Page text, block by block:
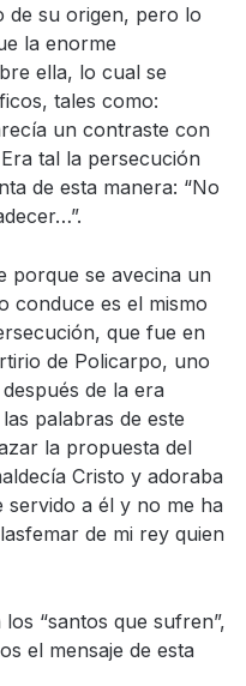
de su origen, pero lo
la enorme
ella, lo cual se
tales como:
un contraste con
tal la persecución
de esta manera: “No
porque se avecina un
conduce es el mismo
que fue en
de Policarpo, uno
de la era
palabras de este
la propuesta del
Cristo y adoraba
servido a él y no me ha
de mi rey quien
“santos que sufren”,
el mensaje de esta